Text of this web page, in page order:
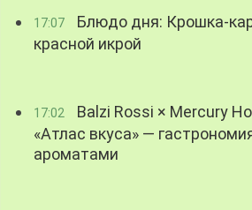
17:07
Блюдо дня: Крошка-
красной икрой
17:02
Balzi Rossi × Mercury
«Атлас вкуса» —
ароматами